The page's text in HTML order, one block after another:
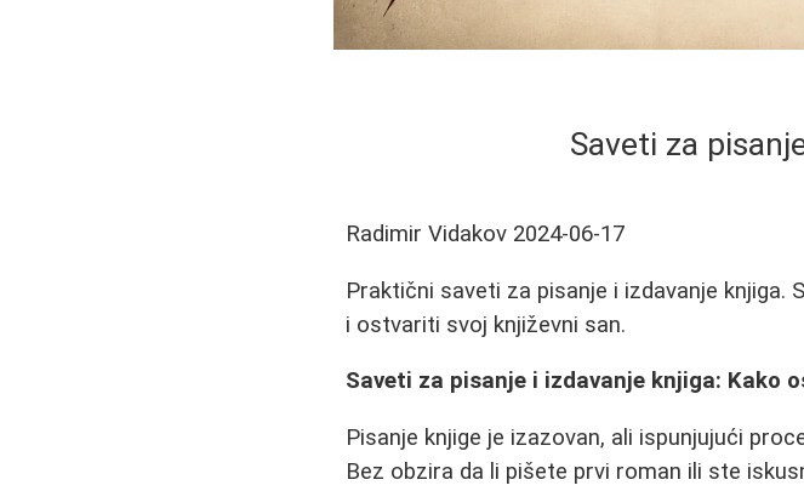
Saveti za
Radimir Vidakov 2024-06-17
Praktični saveti za pisanje i izdavanje knjiga.
i ostvariti svoj književni san.
Saveti za pisanje i izdavanje knjiga: Kako
Pisanje knjige je izazovan, ali ispunjujući
Bez obzira da li pišete prvi roman ili ste